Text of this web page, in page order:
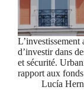
d’investir dans
et sécurité.
rapport aux
Lucía